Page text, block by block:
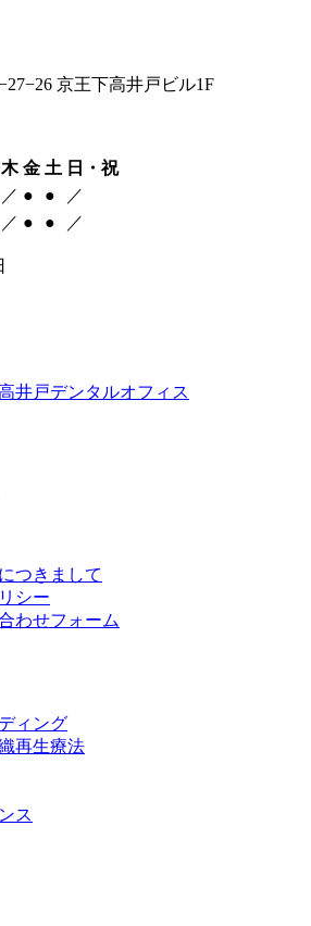
京王下高井戸ビル1F
木 金 土 日・祝
／ ● ●
／
／ ● ● ／
井戸デンタルオフィス
つきまして
シー
わせフォーム
ィング
再生療法
ス